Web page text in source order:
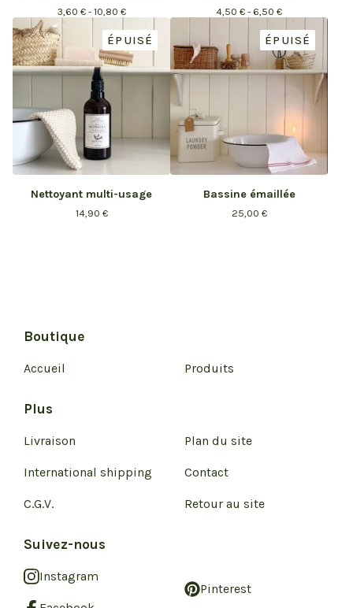
3,60 €- 10,80 € 4,50 € - 6,50 €
ÉPUISÉ
Nettoyant multi-usage
14,90 €
ÉPUISÉ
Bassine émaillée
25,00 €
Boutique
Accueil Produits
Plus
Livraison
International shipping
C.G.V.
Plan du site
Contact
Retour au site
Suivez-nous
Instagram
Pinterest